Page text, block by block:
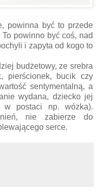
powinna być to przede
powinno być coś, nad
i zapyta od kogo to
budżetowy, ze srebra
pierścionek, bucik czy
sentymentalną, a
wydana, dziecko jej
postaci np. wózka).
nie zabierze do
serce.